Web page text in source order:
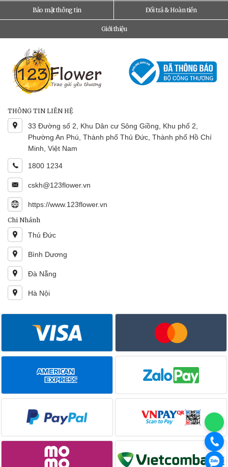
Bảo mật thông tin Đổi trả & Hoàn tiền
Giới thiệu
THÔNG TIN LIÊN HỆ
33 Đường số 2, Khu Dân cư Sông Giồng, Khu phố 2,
Phường An Phú, Thành phố Thủ Đức, Thành phố Hồ Chí
Minh, Việt Nam
1800 1234
cskh@123flower.vn
https://www.123flower.vn
Chi Nhánh
Thủ Đức
Bình Dương
Đà Nẵng
Hà Nội